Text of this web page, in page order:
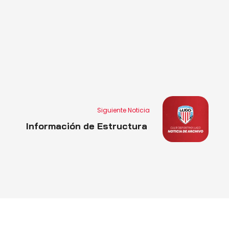
Siguiente Noticia
Información de Estructura